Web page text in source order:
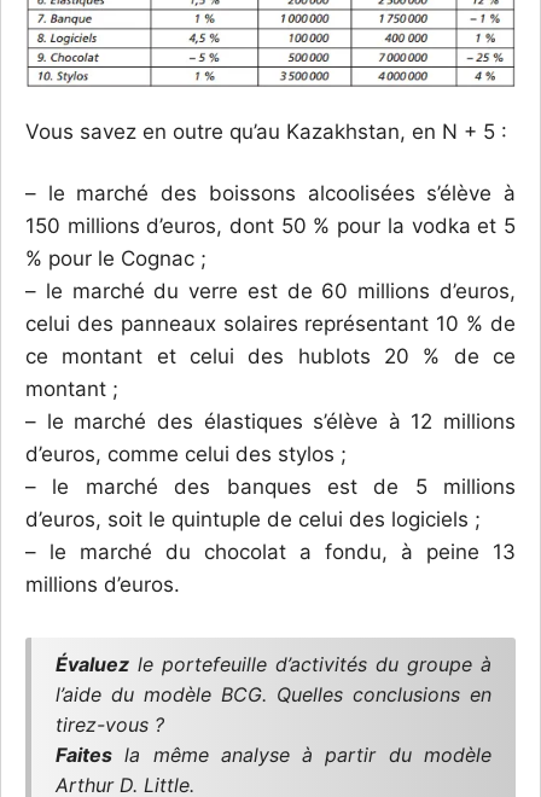
Vous savez en outre qu’au Kazakhstan, en N + 5 :
– le marché des boissons alcoolisées s’élève à
150 millions d’euros, dont 50 % pour la vodka et 5
% pour le Cognac ;
– le marché du verre est de 60 millions d’euros,
celui des panneaux solaires représentant 10 % de
ce montant et celui des hublots 20 % de ce
montant ;
– le marché des élastiques s’élève à 12 millions
d’euros, comme celui des stylos ;
– le marché des banques est de 5 millions
d’euros, soit le quintuple de celui des logiciels ;
– le marché du chocolat a fondu, à peine 13
millions d’euros.
Évaluez le portefeuille d’activités du groupe à
l’aide du modèle BCG. Quelles conclusions en
tirez-vous ?
Faites la même analyse à partir du modèle
Arthur D. Little.